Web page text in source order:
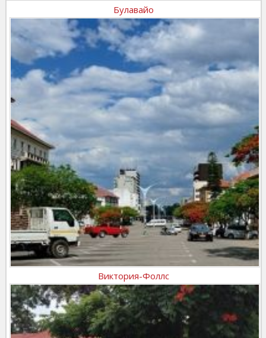
Булавайо
Виктория-Фоллс